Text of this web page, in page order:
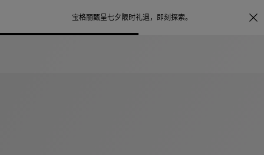
宝格丽甄呈七夕限时礼遇， 即刻探索。